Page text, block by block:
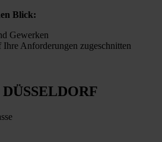
Blick:
Gewerken
Anforderungen zugeschnitten
DÜSSELDORF